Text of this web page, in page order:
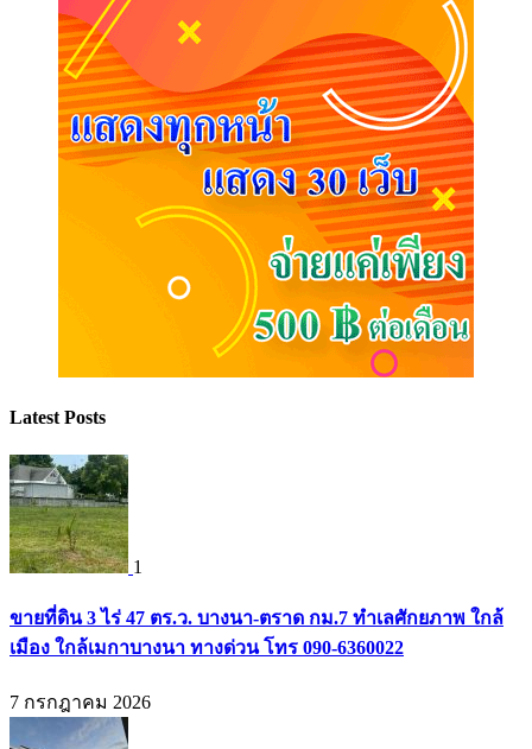
Latest Posts
1
ขายที่ดิน 3 ไร่ 47 ตร.ว. บางนา-ตราด กม.7 ทำเลศักยภาพ ใกล้
เมือง ใกล้เมกาบางนา ทางด่วน โทร 090-6360022
7 กรกฎาคม 2026